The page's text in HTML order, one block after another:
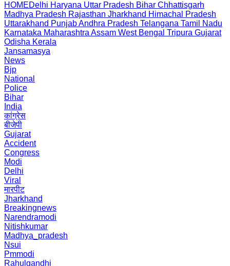
HOMEDelhi Haryana Uttar Pradesh Bihar Chhattisgarh
Madhya Pradesh Rajasthan Jharkhand Himachal Pradesh
Uttarakhand PunjabAndhra Pradesh Telangana Tamil Nadu
Karnataka Maharashtra Assam West Bengal Tripura Gujarat
Odisha Kerala
Jansamasya
News
Bjp
National
Police
Bihar
India
कांग्रेस
बीजेपी
Gujarat
Accident
Congress
Modi
Delhi
Viral
मारपीट
Jharkhand
Breakingnews
Narendramodi
Nitishkumar
Madhya_pradesh
Nsui
Pmmodi
Rahulgandhi